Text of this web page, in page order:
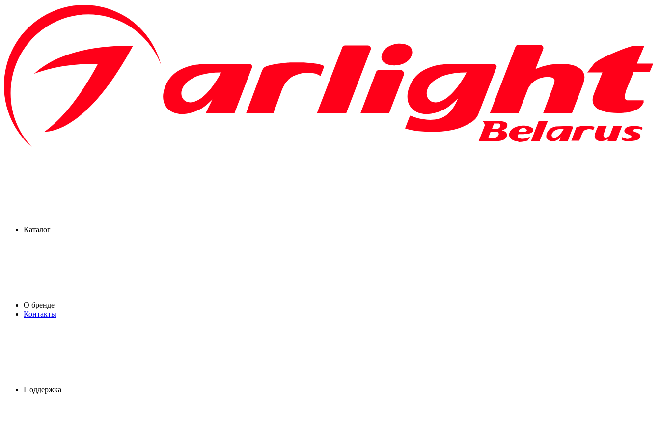
Каталог
О бренде
Контакты
Поддержка